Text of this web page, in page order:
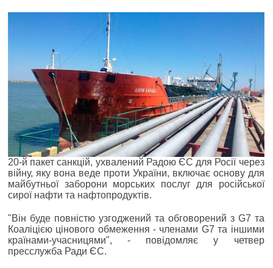
20-й пакет санкцій, ухвалений Радою ЄС для Росії через
війну, яку вона веде проти України, включає основу для
майбутньої заборони морських послуг для російської
сирої нафти та нафтопродуктів.
"Він буде повністю узгоджений та обговорений з G7 та
Коаліцією цінового обмеження - членами G7 та іншими
країнами-учасницями", - повідомляє у четвер
пресслужба Ради ЄС.